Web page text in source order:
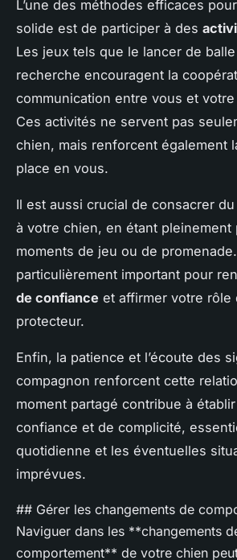
L’une des méthodes efficaces
solide est de participer à des
Les jeux tels que le lancer de
recherche encouragent la
communication entre vous et
Ces activités ne servent pas
chien, mais renforcent également
place en vous.
Il est aussi crucial de consacrer du
à votre chien, en étant pleinement
moments de jeu ou de promenade.
particulièrement important pour
de confiance et affirmer votre rôle
protecteur.
Enfin, la patience et l’écoute des
compagnon renforcent cette
moment partagé contribue à
confiance et de complicité,
quotidienne et les éventuelles
imprévues.
## Gérer les changements de
Naviguer dans les **changements
comportement** de votre chien